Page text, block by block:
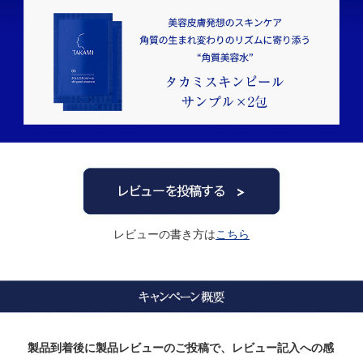
レビューの書き方はこちら
製品到着後に製品レビューのご投稿で、レビュー記入への感